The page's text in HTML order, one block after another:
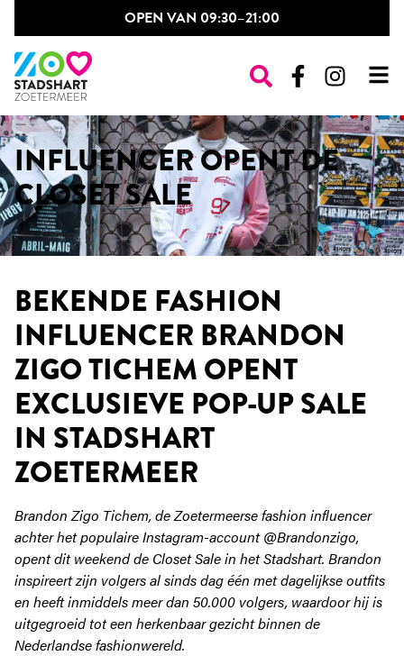
OPEN VAN 09:30–21:00
WINKELS
RESTAURANTS
DAILY PLAZA
OPENINGSTIJDEN
NIEUWS & EVENTS
CONTACT
POP-UP SHOP
VINTAGE MARKT
ZOETERMEER IS
INFLUENCER OPENT DE
CLOSET SALE
BEKENDE FASHION
INFLUENCER BRANDON
ZIGO TICHEM OPENT
EXCLUSIEVE POP-UP SALE
IN STADSHART
ZOETERMEER
Brandon Zigo Tichem, de Zoetermeerse fashion influencer
achter het populaire Instagram-account @Brandonzigo,
opent dit weekend de Closet Sale in het Stadshart. Brandon
inspireert zijn volgers al sinds dag één met dagelijkse outfits
en heeft inmiddels meer dan 50.000 volgers, waardoor hij is
uitgegroeid tot een herkenbaar gezicht binnen de
Nederlandse fashionwereld.